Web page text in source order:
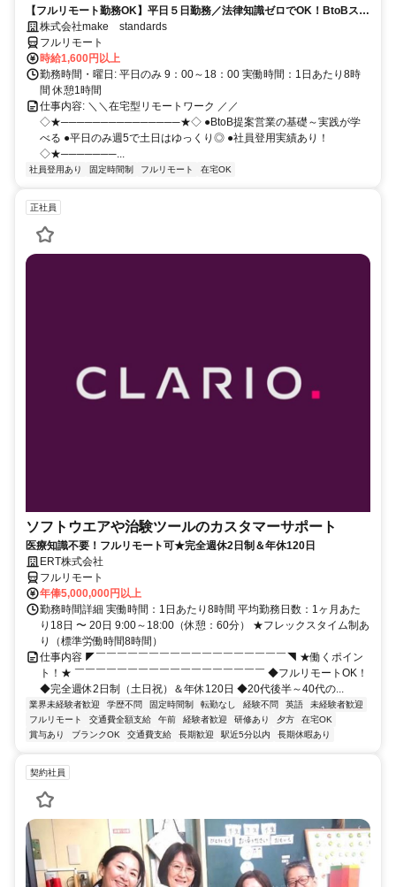
【フルリモート勤務OK】平日５日勤務／法律知識ゼロでOK！BtoBスキ
ルが身につく営業職
株式会社make standards
フルリモート
時給1,600円以上
勤務時間・曜日: 平日のみ 9：00～18：00 実働時間：1日あたり8時
間 休憩1時間
仕事内容: ＼＼在宅型リモートワーク ／／
◇★───────────────★◇ ●BtoB提案営業の基礎～実践が学
べる ●平日のみ週5で土日はゆっくり◎ ●社員登用実績あり！
◇★───────...
社員登用あり 固定時間制 フルリモート 在宅OK
正社員
ソフトウエアや治験ツールのカスタマーサポート
医療知識不要！フルリモート可★完全週休2日制＆年休120日
ERT株式会社
フルリモート
年俸5,000,000円以上
勤務時間詳細 実働時間：1日あたり8時間 平均勤務日数：1ヶ月あた
り18日 〜 20日 9:00～18:00（休憩：60分） ★フレックスタイム制あ
り（標準労働時間8時間）
仕事内容 ◤￣￣￣￣￣￣￣￣￣￣￣￣￣￣￣￣￣￣◥ ★働くポイン
ト！★ ￣￣￣￣￣￣￣￣￣￣￣￣￣￣￣￣￣￣ ◆フルリモートOK！
◆完全週休2日制（土日祝）＆年休120日 ◆20代後半～40代の...
業界未経験者歓迎 学歴不問 固定時間制 転勤なし 経験不問 英語
未経験者歓迎
フルリモート
交通費全額支給 午前 経験者歓迎 研修あり 夕方
在宅OK
賞与あり
ブランクOK 交通費支給 長期歓迎 駅近5分以内 長期休暇あり
契約社員